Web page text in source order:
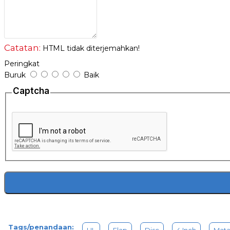
Catatan: HTML tidak diterjemahkan!
Peringkat
Buruk
Baik
Captcha
Tags/penandaan: